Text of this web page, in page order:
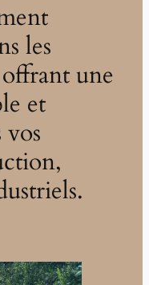
les
une
et